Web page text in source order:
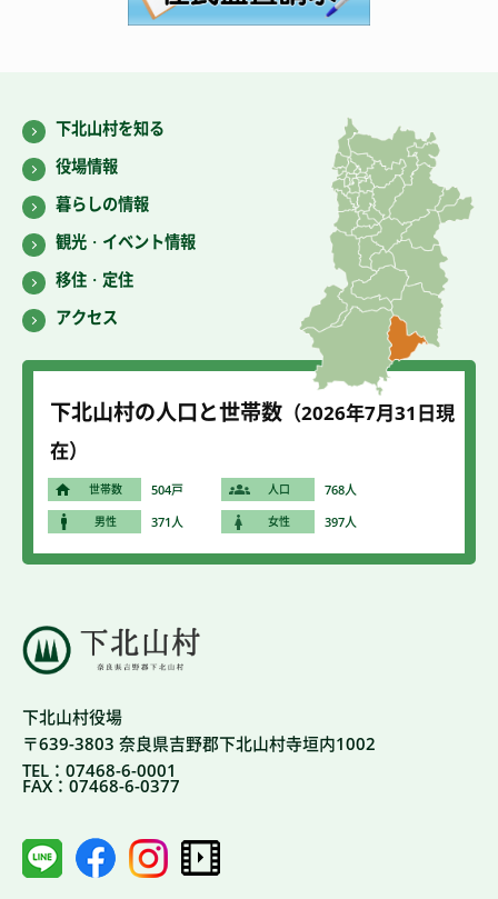
下北山村役場
〒639-3803 奈良県吉野郡下北山村寺垣内1002
TEL：07468-6-0001
FAX：07468-6-0377
下北山村を知る
役場情報
暮らしの情報
観光・イベント情報
移住・定住
アクセス
下北山村の人口と世帯数 （2026年7月31 日現
在）
世帯数 504戸 人口 768人
男性 371人 女性 397人